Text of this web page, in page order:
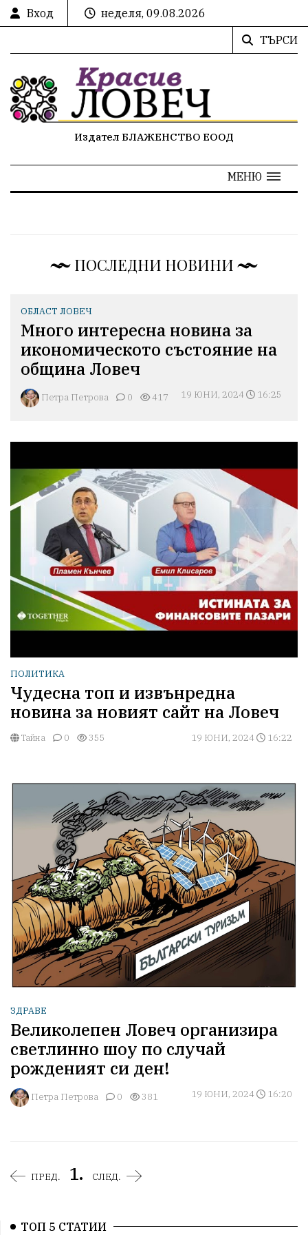
Вход
неделя, 09.08.2026
ТЪРСИ
Издател БЛАЖЕНСТВО ЕООД
МЕНЮ
ПОСЛЕДНИ НОВИНИ
ОБЛАСТ ЛОВЕЧ
Много интересна новина за
икономическото състояние на
община Ловеч
Петра Петрова 0 417 19 ЮНИ, 2024 16:25
ПОЛИТИКА
Чудесна топ и извънредна
новина за новият сайт на Ловеч
Тайна 0 355 19 ЮНИ, 2024 16:22
ЗДРАВЕ
Великолепен Ловеч организира
светлинно шоу по случай
рожденият си ден!
Петра Петрова 0 381 19 ЮНИ, 2024 16:20
ПРЕД. 1. СЛЕД.
ТОП 5 СТАТИИ